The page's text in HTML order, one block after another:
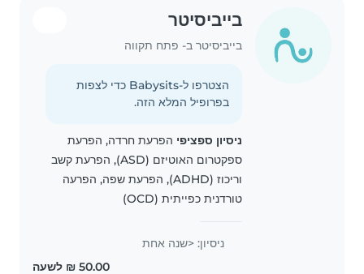
בייביסיטר
בייביסיטר ב- פתח תקווה
הצטרפו ל-Babysits כדי לצפות
בפרופיל המלא הזה.
ניסיון ספציפי הפרעת חרדה, הפרעת
ספקטרום האוטיזם (ASD), הפרעת קשב
וריכוז (ADHD), הפרעת שפה, הפרעה
טורדנית כפייתית (OCD)
ניסיון: <שנה אחת